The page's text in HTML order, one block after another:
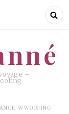
–
, WWOOFING